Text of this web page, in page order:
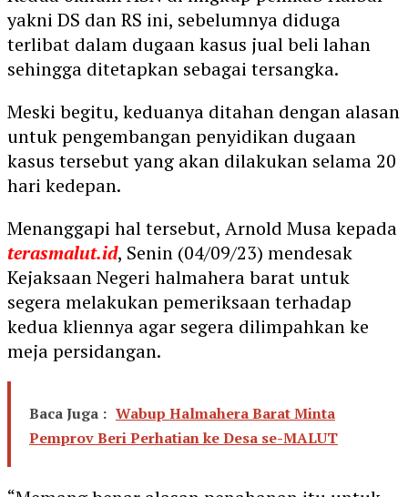
yakni DS dan RS ini, sebelumnya diduga
terlibat dalam dugaan kasus jual beli lahan
sehingga ditetapkan sebagai tersangka.
Meski begitu, keduanya ditahan dengan alasan
untuk pengembangan penyidikan dugaan
kasus tersebut yang akan dilakukan selama 20
hari kedepan.
Menanggapi hal tersebut, Arnold Musa kepada
terasmalut.id, Senin (04/09/23) mendesak
Kejaksaan Negeri halmahera barat untuk
segera melakukan pemeriksaan terhadap
kedua kliennya agar segera dilimpahkan ke
meja persidangan.
Baca Juga : Wabup Halmahera Barat Minta
Pemprov Beri Perhatian ke Desa se-MALUT